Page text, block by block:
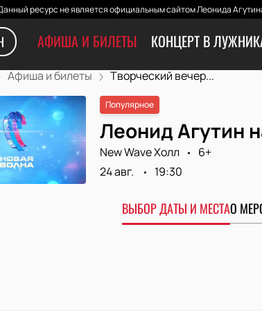
ресурс не является официальным сайтом Леонида
АФИША И БИЛЕТЫ КОНЦЕРТ В
Афиша и билеты Творческий вечер...
Популярное
Леонид Агутин
New Wave Холл
6+
24 авг.
19:30
ВЫБОР ДАТЫ И МЕСТАО